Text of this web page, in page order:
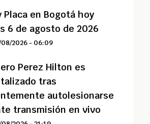
Placa en Bogotá hoy
6 de agosto de 2026
08/2026 - 06:09
Perez Hilton es
tras
autolesionarse
transmisión en vivo